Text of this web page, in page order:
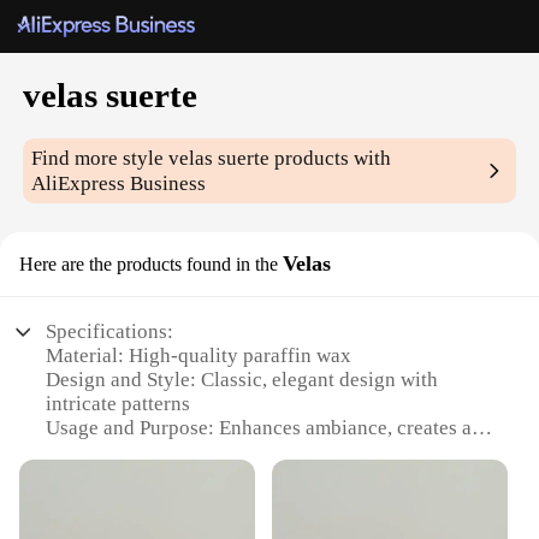
velas suerte
Find more stylevelas suerte products with
AliExpress Business
Here are the products found in the Velas
Specifications:
Material: High-quality paraffin wax
Design and Style: Classic, elegant design with
intricate patterns
Usage and Purpose: Enhances ambiance, creates a
Performance and Property: Long-lasting burn time,